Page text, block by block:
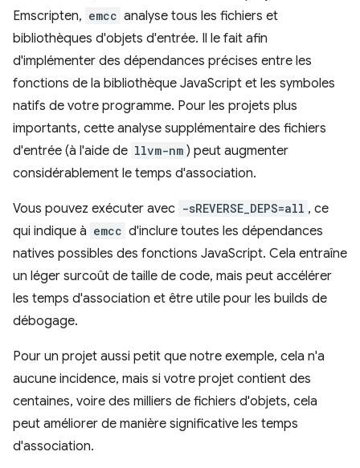
Emscripten, emcc analyse tous les fichiers et
bibliothèques d'objets d'entrée. Il le fait afin
d'implémenter des dépendances précises entre les
fonctions de la bibliothèque JavaScript et les symboles
natifs de votre programme. Pour les projets plus
importants, cette analyse supplémentaire des fichiers
d'entrée (à l'aide de llvm-nm ) peut augmenter
considérablement le temps d'association.
Vous pouvez exécuter avec -sREVERSE_DEPS=all , ce
qui indique à emcc d'inclure toutes les dépendances
natives possibles des fonctions JavaScript. Cela entraîne
un léger surcoût de taille de code, mais peut accélérer
les temps d'association et être utile pour les builds de
débogage.
Pour un projet aussi petit que notre exemple, cela n'a
aucune incidence, mais si votre projet contient des
centaines, voire des milliers de fichiers d'objets, cela
peut améliorer de manière significative les temps
d'association.